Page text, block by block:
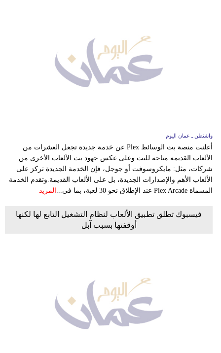
واشنطن ـ عمان اليوم
أعلنت منصة بث الوسائط Plex عن خدمة جديدة تجعل العشرات من
الألعاب القديمة متاحة للبث.وعلى عكس جهود بث الألعاب الأخرى من
شركات، مثل: مايكروسوفت أو جوجل، فإن الخدمة الجديدة تركز على
الألعاب الأهم والإصدارات الجديدة، بل على الألعاب القديمة.وتقدم الخدمة
المسماة Plex Arcade عند الإطلاق نحو 30 لعبة، بما في...
المزيد
فيسبوك تطلق تطبيق الألعاب لنظام التشغيل التابع لها لكنها
أوقفتها بسبب آبل